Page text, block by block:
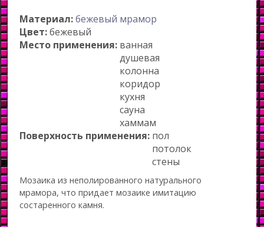
Материал:бежевый мрамор
Цвет:бежевый
Место применения: ванная
душевая
колонна
коридор
кухня
сауна
хаммам
Поверхность применения: пол
потолок
стены
Мозаика из неполированного натурального
мрамора, что придает мозаике имитацию
состаренного камня.